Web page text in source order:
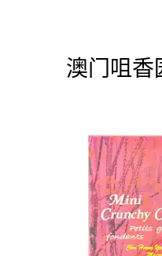
澳门咀香